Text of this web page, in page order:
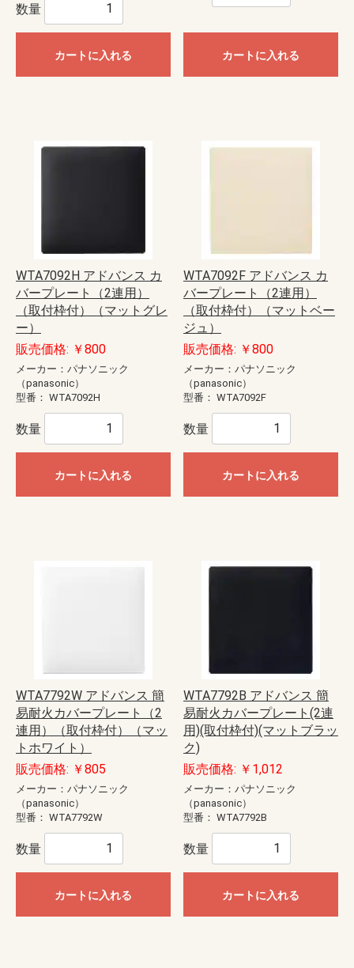
数量
カートに入れる カートに入れる
WTA7092H アドバンス カ
バープレート（2連用）
（取付枠付）（マットグレ
ー）
販売価格: ￥800
メーカー：パナソニック
（panasonic）
型番： WTA7092H
数量
カートに入れる
WTA7092F アドバンス カ
バープレート（2連用）
（取付枠付）（マットベー
ジュ）
販売価格: ￥800
メーカー：パナソニック
（panasonic）
型番： WTA7092F
数量
カートに入れる
WTA7792W アドバンス 簡
易耐火カバープレート（2
連用）（取付枠付）（マッ
トホワイト）
販売価格: ￥805
メーカー：パナソニック
（panasonic）
型番： WTA7792W
数量
カートに入れる
WTA7792B アドバンス 簡
易耐火カバープレート(2連
用)(取付枠付)(マットブラッ
ク)
販売価格: ￥1,012
メーカー：パナソニック
（panasonic）
型番： WTA7792B
数量
カートに入れる